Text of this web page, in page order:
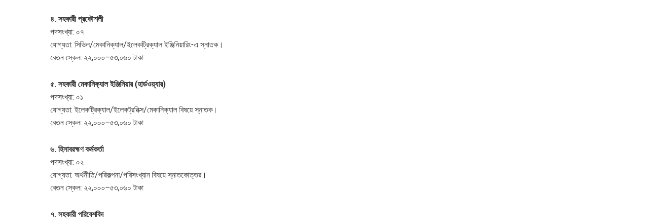
৪. সহকারী প্রকৌশলী
পদসংখ্যা: ০৭
যোগ্যতা: সিভিল/মেকানিক্যাল/ইলেকট্রিক্যাল ইঞ্জিনিয়ারিং-এ স্নাতক।
বেতন স্কেল: ২২,০০০–৫৩,০৬০ টাকা
৫. সহকারী মেকানিক্যাল ইঞ্জিনিয়ার (হার্ডওয়্যার)
পদসংখ্যা: ০১
যোগ্যতা: ইলেকট্রিক্যাল/ইলেকট্রনিক্স/মেকানিক্যাল বিষয়ে স্নাতক।
বেতন স্কেল: ২২,০০০–৫৩,০৬০ টাকা
৬. হিসাবরহ্মণ কর্মকর্তা
পদসংখ্যা: ০২
যোগ্যতা: অর্থনীতি/পরিকল্পনা/পরিসংখ্যান বিষয়ে স্নাতকোত্তর।
বেতন স্কেল: ২২,০০০–৫৩,০৬০ টাকা
৭. সহকারী পরিবেশবিদ